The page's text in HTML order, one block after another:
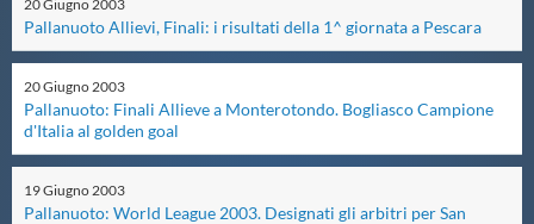
Master
Formazione
GUG
20Giugno2003
Pallanuoto Allievi, Finali: i risultati della 1^ giornata a Pescara
20Giugno2003
Pallanuoto: Finali Allieve a Monterotondo. Bogliasco Campione
d'Italia al golden goal
19Giugno2003
Pallanuoto: World League 2003. Designati gli arbitri per San